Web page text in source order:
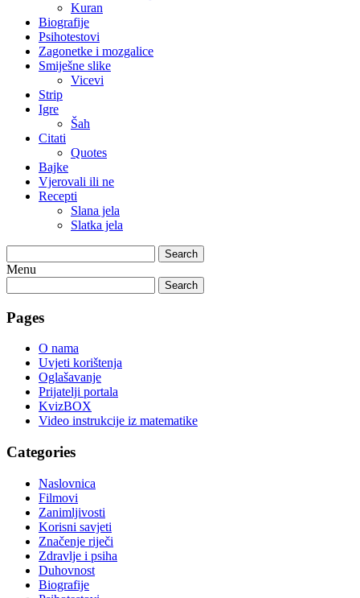
Kuran
Biografije
Psihotestovi
Zagonetke i mozgalice
Smiješne slike
Vicevi
Strip
Igre
Šah
Citati
Quotes
Bajke
Vjerovali ili ne
Recepti
Slana jela
Slatka jela
Search
Menu
Search
Pages
O nama
Uvjeti korištenja
Oglašavanje
Prijatelji portala
KvizBOX
Video instrukcije iz matematike
Categories
Naslovnica
Filmovi
Zanimljivosti
Korisni savjeti
Značenje riječi
Zdravlje i psiha
Duhovnost
Biografije